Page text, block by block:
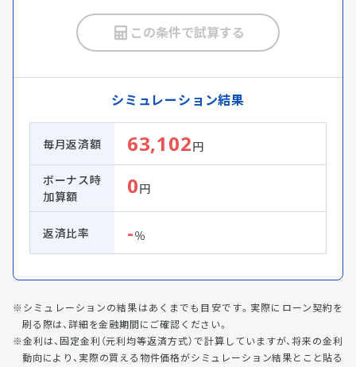
この条件で試算する
シミュレーション結果
毎月返済額 63,102円
ボーナス時
加算額
0円
返済比率 -％
シミュレーションの結果はあくまでも目安です。実際にローン契約を
刷る際は、詳細を金融期間にご確認ください。
金利は、固定金利（元利均等返済方式）で計算していますが、将来の金利
動向により、実際の買える物件価格がシミュレーション結果とこと貼る